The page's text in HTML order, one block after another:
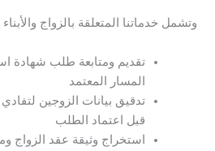
وتشمل خدماتنا المتعلقة بالزواج
تقديم ومتابعة طلب شهادة
المسار المعتمد
تدقيق بيانات الزوجين لتفادي
قبل اعتماد الطلب
استخراج وثيقة عقد الزواج